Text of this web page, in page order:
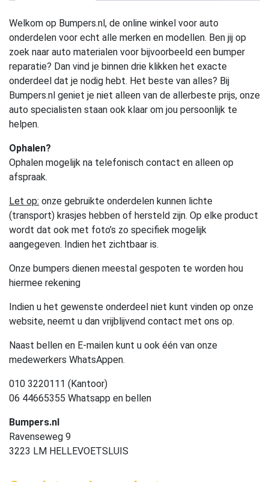
Welkom op Bumpers.nl, de online winkel voor auto
onderdelen voor echt alle merken en modellen. Ben jij op
zoek naar auto materialen voor bijvoorbeeld een bumper
reparatie? Dan vind je binnen drie klikken het exacte
onderdeel dat je nodig hebt. Het beste van alles? Bij
Bumpers.nl geniet je niet alleen van de allerbeste prijs, onze
auto specialisten staan ook klaar om jou persoonlijk te
helpen.
Ophalen?
Ophalen mogelijk na telefonisch contact en alleen op
afspraak.
Let op: onze gebruikte onderdelen kunnen lichte
(transport) krasjes hebben of hersteld zijn. Op elke product
wordt dat ook met foto’s zo specifiek mogelijk
aangegeven. Indien het zichtbaar is.
Onze bumpers dienen meestal gespoten te worden hou
hiermee rekening
Indien u het gewenste onderdeel niet kunt vinden op onze
website, neemt u dan vrijblijvend contact met ons op.
Naast bellen en E-mailen kunt u ook één van onze
medewerkers WhatsAppen.
010 3220111 (Kantoor)
06 44665355 Whatsapp en bellen
Bumpers.nl
Ravenseweg 9
3223 LM HELLEVOETSLUIS